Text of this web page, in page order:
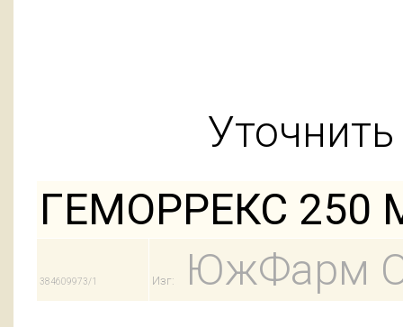
ГЕМОРРЕКС 250
384609973/1 Изг: ЮжФарм